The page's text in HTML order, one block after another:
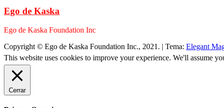
Ego de Kaska
Ego de Kaska Foundation Inc
Copyright © Ego de Kaska Foundation Inc., 2021. | Tema: Elegant
This website uses cookies to improve your experience. We'll assume
Cerrar